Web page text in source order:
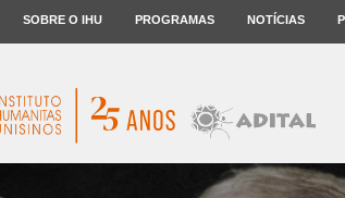
SOBRE O IHU PROGRAMAS NOTÍCIAS